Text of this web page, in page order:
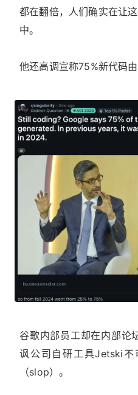
都在翻倍，人们确实在让
中。
他还高调宣称75%新代码由
谷歌内部员工却在内部论
讽公司自研工具Jetski不
（slop）。